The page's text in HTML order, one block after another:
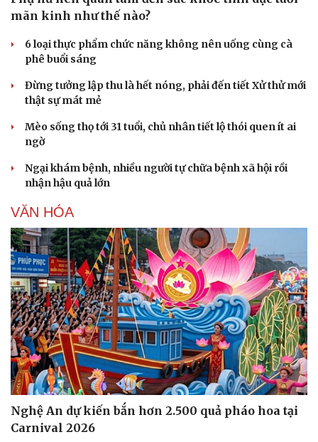
mãn kinh như thế nào?
6 loại thực phẩm chức năng không nên uống cùng cà
phê buổi sáng
Đừng tưởng lập thu là hết nóng, phải đến tiết Xử thử mới
thật sự mát mẻ
Mèo sống thọ tới 31 tuổi, chủ nhân tiết lộ thói quen ít ai
ngờ
Ngại khám bệnh, nhiều người tự chữa bệnh xã hội rồi
nhận hậu quả lớn
VĂN HÓA
Nghệ An dự kiến bắn hơn 2.500 quả pháo hoa tại
Carnival 2026